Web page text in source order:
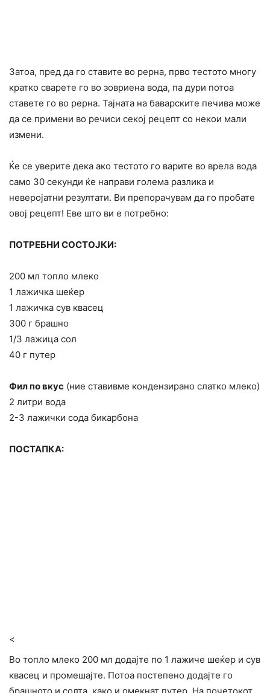
Затоа, пред да го ставите во рерна, прво тестото многу
кратко сварете го во зовриена вода, па дури потоа
ставете го во рерна. Тајната на баварските печива може
да се примени во речиси секој рецепт со некои мали
измени.
Ќе се уверите дека ако тестото го варите во врела вода
само 30 секунди ќе направи голема разлика и
неверојатни резултати. Ви препорачувам да го пробате
овој рецепт! Еве што ви е потребно:
ПОТРЕБНИ СОСТОЈКИ:
200 мл топло млеко
1 лажичка шеќер
1 лажичка сув квасец
300 г брашно
1/3 лажица сол
40 г путер
Фил по вкус (ние ставивме кондензирано слатко млеко)
2 литри вода
2-3 лажички сода бикарбона
ПОСТАПКА:
<
Во топло млеко 200 мл додајте по 1 лажиче шеќер и сув
квасец и промешајте. Потоа постепено додајте го